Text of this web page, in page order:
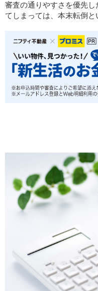
審査の通りやすさを優先
てしまっては、本末転倒と